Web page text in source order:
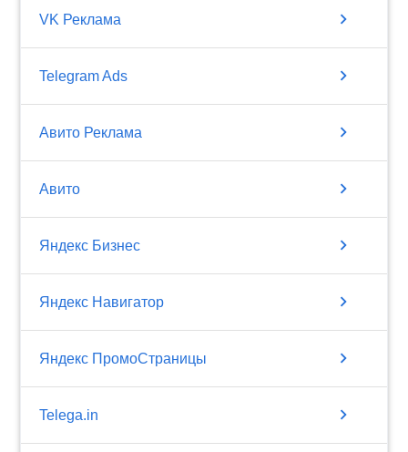
VK Реклама chevron_right
Telegram Ads chevron_right
Авито Реклама chevron_right
Авито chevron_right
Яндекс Бизнес chevron_right
Яндекс Навигатор chevron_right
Яндекс ПромоСтраницы chevron_right
Telega.in chevron_right